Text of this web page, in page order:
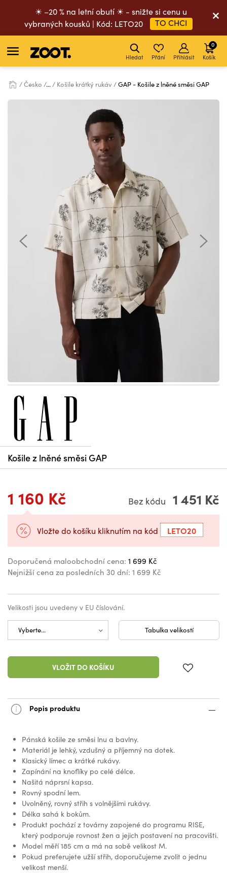
☀ –20 % na letní obutí ☀ - snižte si cenu u
vybraných kousků | Kód: LETO20
TO CHCI
Hledat Přání Přihlásit Košík
0
Česko ... Košile krátký rukáv GAP - Košile z lněné směsi GAP
Košile z lněné směsi GAP
1 160 Kč Bez kódu 1 451 Kč
Vložte do košíku kliknutím na kód LETO20
Doporučená maloobchodní cena: 1 699 Kč
Nejnižší cena za posledních 30 dní: 1 699 Kč
Velikosti jsou uvedeny v EU číslování.
Tabulka velikostí
VLOŽIT DO KOŠÍKU
Popis produktu
Pánská košile ze směsi lnu a bavlny.
Materiál je lehký, vzdušný a příjemný na dotek.
Klasický límec a krátké rukávy.
Zapínání na knoflíky po celé délce.
Našitá náprsní kapsa.
Rovný spodní lem.
Uvolněný, rovný střih s volnějšími rukávy.
Délka sahá k bokům.
Produkt pochází z továrny zapojené do programu RISE,
který podporuje rovnost žen a jejich postavení na pracovišti.
Model měří 185 cm a má na sobě velikost M.
Pokud preferujete užší střih, doporučujeme zvolit o jednu
velikost menší.